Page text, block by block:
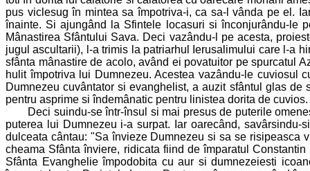
pus viclesug în mintea sa împotriva-i, ca sa-l vânda pe el.
înainte. Si ajungând la Sfintele locasuri si înconjurându-le
Mânastirea Sfântului Sava. Deci vazându-l pe acesta,
jugul ascultarii), l-a trimis la patriarhul Ierusalimului care l-a
sfânta mânastire de acolo, având ei povatuitor pe spurcatul
hulit împotriva lui Dumnezeu. Acestea vazându-le
Dumnezeu cuvântator si evanghelist, a auzit sfântul glas
pentru asprime si îndemânatic pentru linistea dorita de cuvios.
Deci suindu-se într-însul si mai presus de puterile
puterea lui Dumnezeu i-a surpat. Iar oarecând,
dulceata cântau: "Sa învieze Dumnezeu si sa se risipeasca
cheama Sfânta înviere, ridicata fiind de împaratul
Sfânta Evanghelie împodobita cu aur si dumnezeiesti